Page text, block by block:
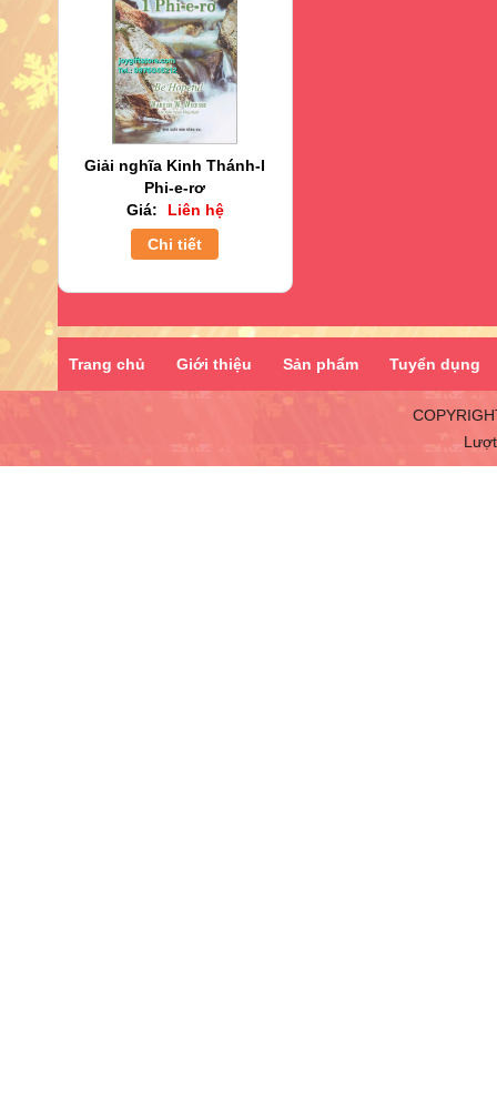
Giải nghĩa Kinh Thánh-I
Phi-e-rơ
Giá:
Liên hệ
Chi tiết
Trang chủ Giới thiệu Sản phẩm Tuyển dụng